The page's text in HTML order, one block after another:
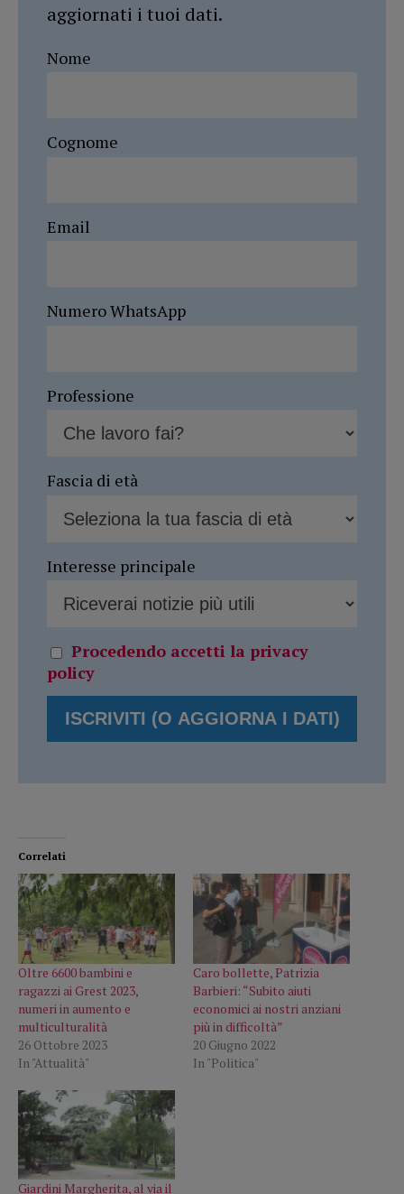
aggiornati i tuoi dati.
Nome
Cognome
Email
Numero WhatsApp
Professione
Fascia di età
Interesse principale
Procedendo accetti la privacy
policy
Correlati
Oltre 6600 bambini e
ragazzi ai Grest 2023,
numeri in aumento e
multiculturalità
26 Ottobre 2023
In "Attualità"
Caro bollette, Patrizia
Barbieri: “Subito aiuti
economici ai nostri anziani
più in difficoltà”
20 Giugno 2022
In "Politica"
Giardini Margherita, al via il